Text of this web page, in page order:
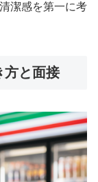
潔感を第一に考
方と面接